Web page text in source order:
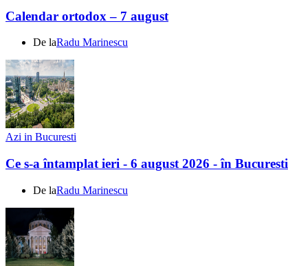
Calendar ortodox – 7 august
De laRadu Marinescu
Azi in Bucuresti
Ce s-a întamplat ieri - 6 august 2026 - în Bucuresti
De laRadu Marinescu